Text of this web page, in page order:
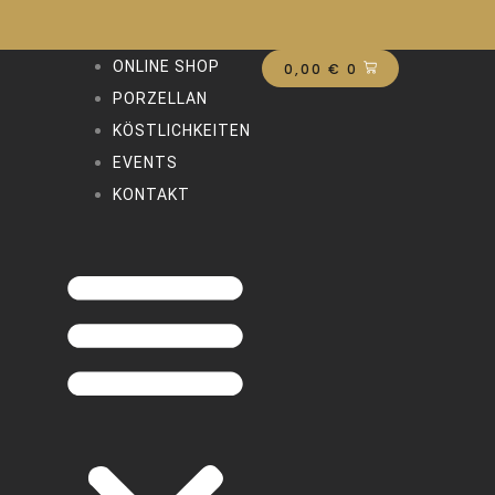
ONLINE SHOP
PORZELLAN
KÖSTLICHKEITEN
EVENTS
KONTAKT
Menü0,00 € 0
WARENKORB